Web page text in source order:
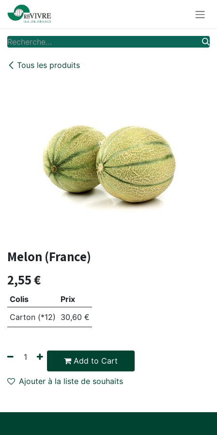
Se rendre au contenu
Tous les produits
Melon (France)
2,55€
Colis
Prix
Carton (*12)
30,60 €
Add to Cart
Ajouter à la liste de souhaits